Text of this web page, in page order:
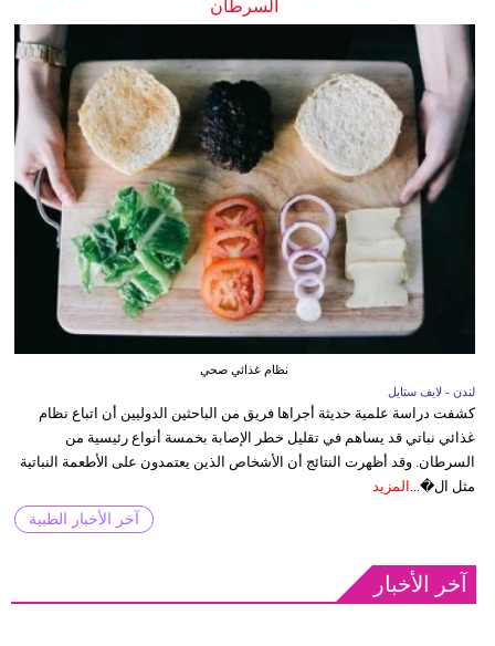
السرطان
نظام غذائي صحي
لندن - لايف ستايل
كشفت دراسة علمية حديثة أجراها فريق من الباحثين الدوليين أن اتباع نظام
غذائي نباتي قد يساهم في تقليل خطر الإصابة بخمسة أنواع رئيسية من
السرطان. وقد أظهرت النتائج أن الأشخاص الذين يعتمدون على الأطعمة النباتية
مثل ال�...
المزيد
آخر الأخبار الطبية
آخر الأخبار